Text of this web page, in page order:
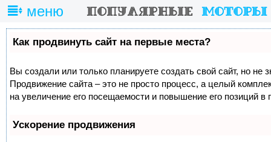
меню
Как продвинуть сайт на первые места?
Вы создали или только планируете создать свой сайт, но не
Продвижение сайта – это не просто процесс, а целый
на увеличение его посещаемости и повышение его позиций в
Ускорение продвижения